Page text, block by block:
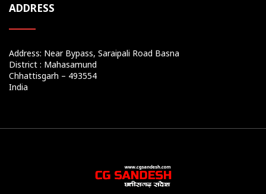
ADDRESS
Address: Near Bypass, Saraipali Road Basna
District : Mahasamund
Chhattisgarh – 493554
India